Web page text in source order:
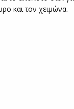
και τον χειμώνα.